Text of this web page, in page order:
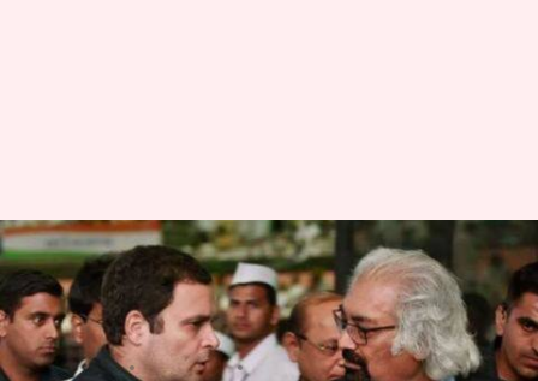
राहुल गांधी के राजनीतिक मार्गदर्शक ने
एयर स्ट्राइक पर किए सवाल,
प्रधानमंत्री मोदी ने किया पलटवार
लेखन मुकुल तोमर Mar 22, 2019 03:53 pm